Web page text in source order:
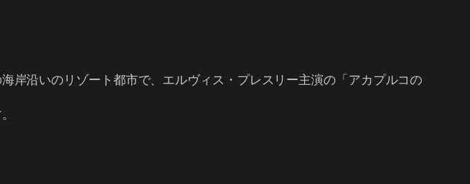
岸沿いのリゾート都市で、エルヴィス・プレスリー主演の「アカプルコの